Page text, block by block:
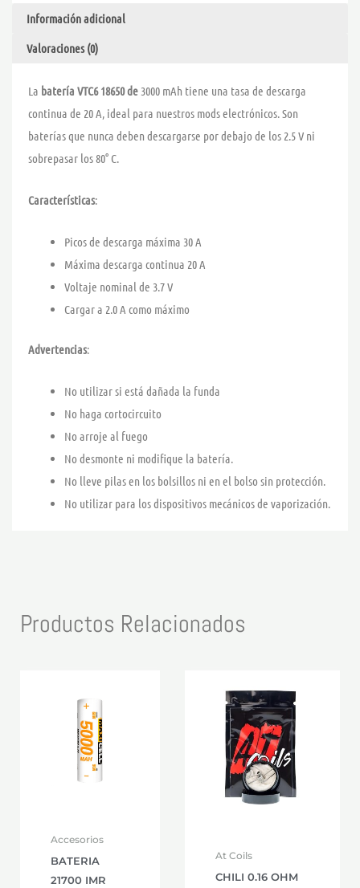
Información adicional
Valoraciones (0)
La batería VTC6 18650de 3000 mAh tiene una tasa de descarga
continua de 20 A, ideal para nuestros mods electrónicos. Son
baterías que nunca deben descargarse por debajo de los 2.5 V ni
sobrepasar los 80° C.
Características:
Picos de descarga máxima 30 A
Máxima descarga continua 20 A
Voltaje nominal de 3.7 V
Cargar a 2.0 A como máximo
Advertencias:
No utilizar si está dañada la funda
No haga cortocircuito
No arroje al fuego
No desmonte ni modifique la batería.
No lleve pilas en los bolsillos ni en el bolso sin protección.
No utilizar para los dispositivos mecánicos de vaporización.
Productos Relacionados
Accesorios
BATERIA
21700 IMR
At Coils
CHILI 0.16 OHM